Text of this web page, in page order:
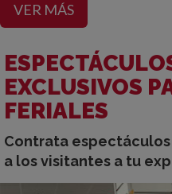
VER MÁS
EXCLUSIVOS
FERIALES
Contrata
a los visitantes a tu